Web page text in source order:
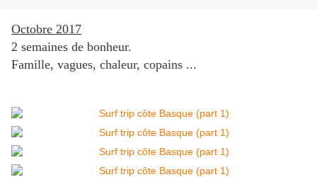
Octobre 2017
2 semaines de bonheur.
Famille, vagues, chaleur, copains ...